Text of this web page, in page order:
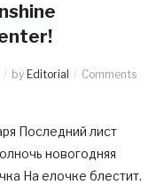
by Editorial
Comments
Последний лист
новогодняя
На елочке блестит.